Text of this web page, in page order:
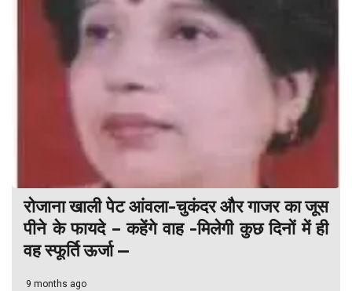
रोजाना खाली पेट आंवला-चुकंदर और गाजर का जूस
पीने के फायदे – कहेंगे वाह -मिलेगी कुछ दिनों में ही
वह स्फूर्ति ऊर्जा —
9 months ago